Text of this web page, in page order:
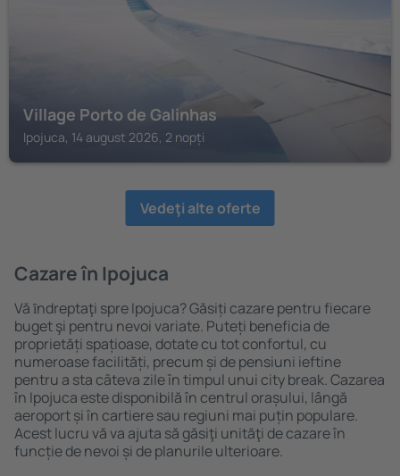
Village Porto de Galinhas
Ipojuca, 14 august 2026, 2 nopți
Vedeţi alte oferte
Cazare în Ipojuca
Vă ȋndreptaţi spre Ipojuca? Găsiți cazare pentru fiecare
buget şi pentru nevoi variate. Puteți beneficia de
proprietăți spațioase, dotate cu tot confortul, cu
numeroase facilități, precum și de pensiuni ieftine
pentru a sta câteva zile în timpul unui city break. Cazarea
în Ipojuca este disponibilă în centrul orașului, lângă
aeroport și în cartiere sau regiuni mai puțin populare.
Acest lucru vă va ajuta să găsiţi unităţi de cazare în
funcție de nevoi și de planurile ulterioare.